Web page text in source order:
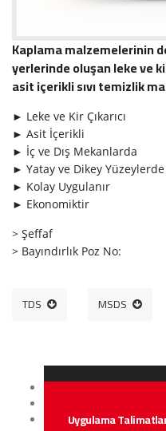
Kaplama malzemelerinin
yerlerinde oluşan leke ve
asit içerikli sıvı temizlik
► Leke ve Kir Çıkarıcı
► Asit İçerikli
► İç ve Dış Mekanlarda
► Yatay ve Dikey Yüzeylerde
► Kolay Uygulanır
► Ekonomiktir
> Şeffaf
> Bayındırlık Poz No:
TDS MSDS
Kullanım Alanları
Uygulama